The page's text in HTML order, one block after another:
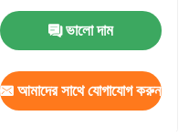
ভালো দাম
আমাদের সাথে যোগাযোগ করুন